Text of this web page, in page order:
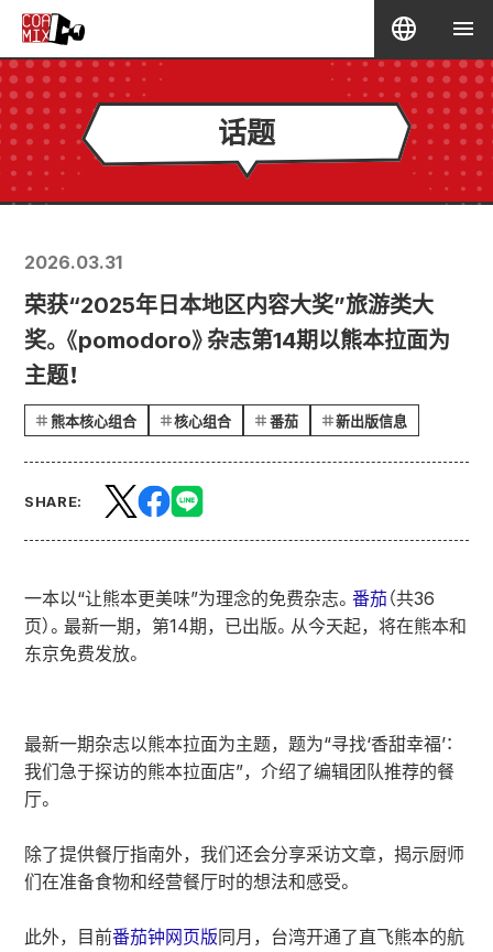
话题
2026.03.31
荣获“2025年日本地区内容大奖”旅游类大
奖。《pomodoro》杂志第14期以熊本拉面为
主题！
熊本核心组合 核心组合 番茄 新出版信息
SHARE:
一本以“让熊本更美味”为理念的免费杂志。 番茄 （共36
页）。最新一期，第14期，已出版。从今天起，将在熊本和
东京免费发放。
最新一期杂志以熊本拉面为主题，题为“寻找‘香甜幸福’：
我们急于探访的熊本拉面店”，介绍了编辑团队推荐的餐
厅。
除了提供餐厅指南外，我们还会分享采访文章，揭示厨师
们在准备食物和经营餐厅时的想法和感受。
此外，目前番茄钟网页版同月，台湾开通了直飞熊本的航